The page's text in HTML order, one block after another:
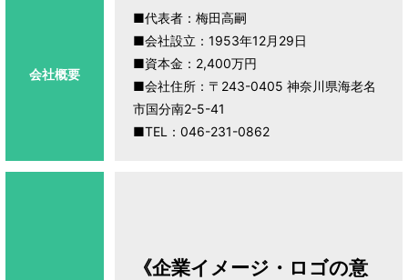
会社概要
■代表者：梅田高嗣
■会社設立：1953年12月29日
■資本金：2,400万円
■会社住所：〒243-0405 神奈川県海老名
市国分南2-5-41
■TEL：046-231-0862
《企業イメージ・ロゴの意